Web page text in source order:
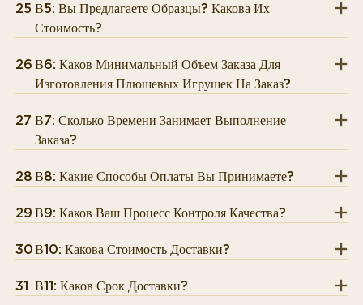
25 В5: Вы Предлагаете Образцы? Какова Их
Стоимость?
26 В6: Каков Минимальный Объем Заказа Для
Изготовления Плюшевых Игрушек На Заказ?
27 В7: Сколько Времени Занимает Выполнение
Заказа?
28 В8: Какие Способы Оплаты Вы Принимаете?
29 В9: Каков Ваш Процесс Контроля Качества?
30В10: Какова Стоимость Доставки?
31 В11: Каков Срок Доставки?